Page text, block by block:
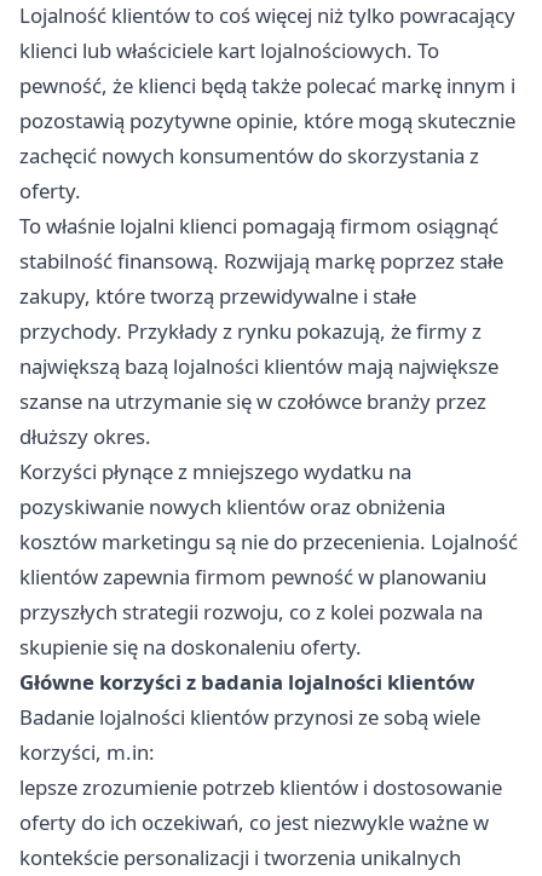
Lojalność klientów to coś więcej niż tylko powracający
klienci lub właściciele kart lojalnościowych. To
pewność, że klienci będą także polecać markę innym i
pozostawią pozytywne opinie, które mogą skutecznie
zachęcić nowych konsumentów do skorzystania z
oferty.
To właśnie lojalni klienci pomagają firmom osiągnąć
stabilność finansową. Rozwijają markę poprzez stałe
zakupy, które tworzą przewidywalne i stałe
przychody. Przykłady z rynku pokazują, że firmy z
największą bazą lojalności klientów mają największe
szanse na utrzymanie się w czołówce branży przez
dłuższy okres.
Korzyści płynące z mniejszego wydatku na
pozyskiwanie nowych klientów oraz obniżenia
kosztów marketingu są nie do przecenienia. Lojalność
klientów zapewnia firmom pewność w planowaniu
przyszłych strategii rozwoju, co z kolei pozwala na
skupienie się na doskonaleniu oferty.
Główne korzyści z badania lojalności klientów
Badanie lojalności klientów przynosi ze sobą wiele
korzyści, m.in:
lepsze zrozumienie potrzeb klientów i dostosowanie
oferty do ich oczekiwań, co jest niezwykle ważne w
kontekście personalizacji i tworzenia unikalnych